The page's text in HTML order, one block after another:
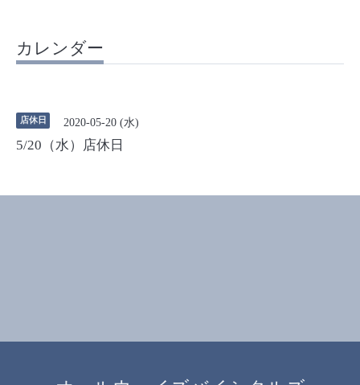
カレンダー
店休日 2020-05-20 (水)
5/20（水）店休日